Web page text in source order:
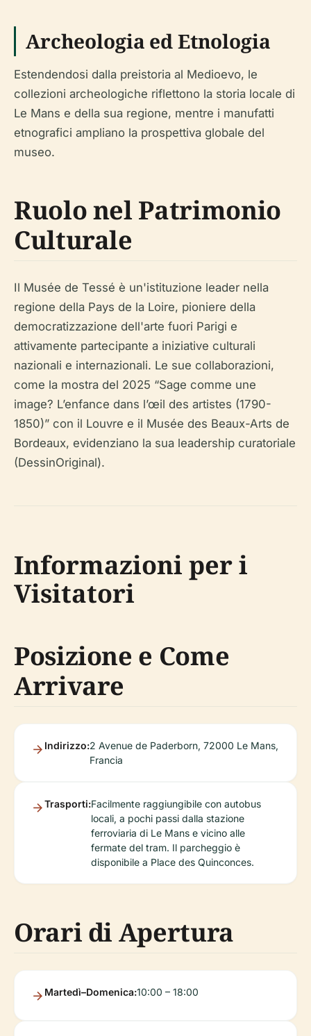
Archeologia ed Etnologia
Estendendosi dalla preistoria al Medioevo, le
collezioni archeologiche riflettono la storia locale di
Le Mans e della sua regione, mentre i manufatti
etnografici ampliano la prospettiva globale del
museo.
Ruolo nel Patrimonio
Culturale
Il Musée de Tessé è un'istituzione leader nella
regione della Pays de la Loire, pioniere della
democratizzazione dell'arte fuori Parigi e
attivamente partecipante a iniziative culturali
nazionali e internazionali. Le sue collaborazioni,
come la mostra del 2025 “Sage comme une
image? L’enfance dans l’œil des artistes (1790-
1850)” con il Louvre e il Musée des Beaux-Arts de
Bordeaux, evidenziano la sua leadership curatoriale
(DessinOriginal).
Informazioni per i
Visitatori
Posizione e Come
Arrivare
Indirizzo:2 Avenue de Paderborn, 72000 Le Mans,
Francia
Trasporti:Facilmente raggiungibile con autobus
locali, a pochi passi dalla stazione
ferroviaria di Le Mans e vicino alle
fermate del tram. Il parcheggio è
disponibile a Place des Quinconces.
Orari di Apertura
Martedì–Domenica:10:00 – 18:00